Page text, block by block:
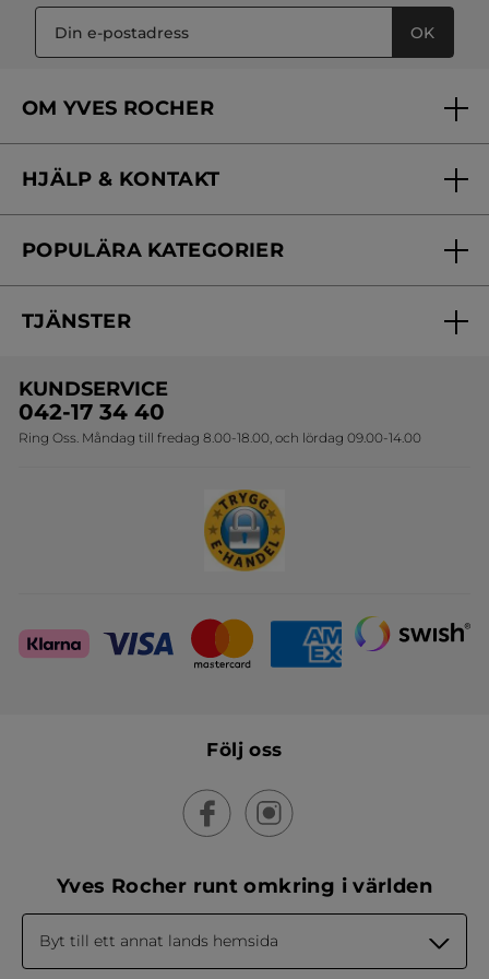
OK
OM YVES ROCHER
Vårt engagemang
Skönhetstips
HJÄLP & KONTAKT
Kontakta oss
Online prislista
POPULÄRA KATEGORIER
Erbjudanden
Travelsize
Sets
TJÄNSTER
Onlineprislista för postorder
KUNDSERVICE
042-17 34 40
Ring Oss. Måndag till fredag 8.00-18.00, och lördag 09.00-14.00
Följ oss
Yves Rocher runt omkring i världen
Byt till ett annat lands hemsida